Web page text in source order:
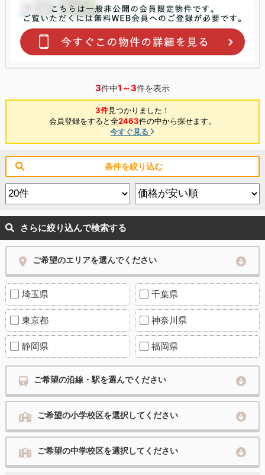
3件中1～3件を表示
3件見つかりました！
会員登録をすると全2463件の中から探せます。
今すぐ見る
条件を絞り込む
さらに絞り込んで検索する
ご希望のエリアを選んでください
埼玉県 千葉県
東京都 神奈川県
静岡県 福岡県
ご希望の沿線・駅を選んでください
ご希望の小学校区を選択してください
ご希望の中学校区を選択してください